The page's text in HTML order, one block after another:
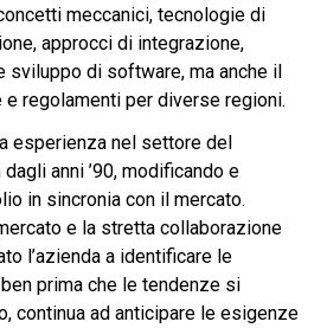
meccanici, tecnologie di
approcci di integrazione,
sviluppo di software, ma anche il
regolamenti per diverse regioni.
esperienza nel settore del
anni ’90, modificando e
in sincronia con il mercato.
e la stretta collaborazione
l’azienda a identificare le
prima che le tendenze si
continua ad anticipare le esigenze